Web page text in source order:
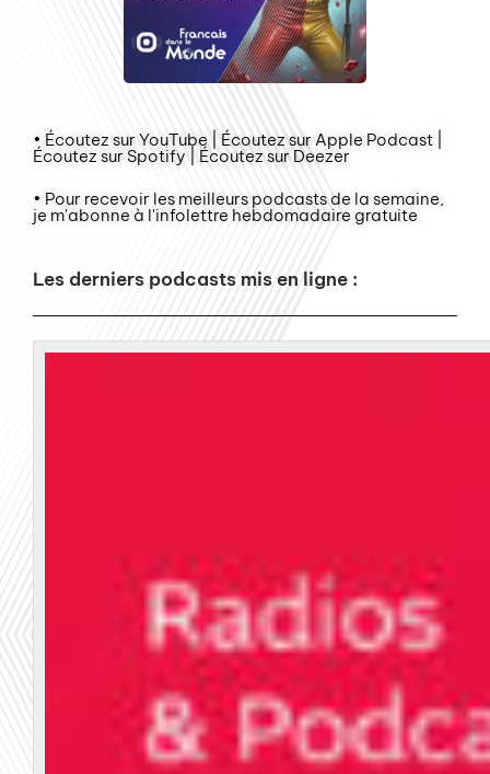
• Écoutez sur YouTube | Écoutez sur Apple Podcast |
Écoutez sur Spotify | Écoutez sur Deezer
• Pour recevoir les meilleurs podcasts de la semaine,
je m'abonne à l'infolettre hebdomadaire gratuite
Les derniers podcasts mis en ligne :